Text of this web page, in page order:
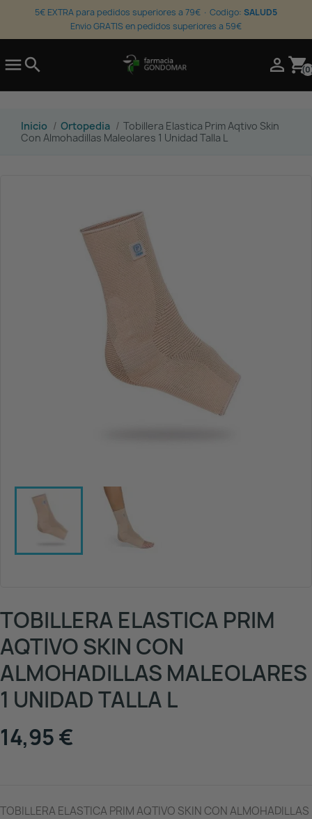
5€ EXTRA para pedidos superiores a 79€ · Codigo: SALUD5
Envio GRATIS en pedidos superiores a 59€
search  shopping_cart
Inicio Ortopedia
Tobillera Elastica Prim Aqtivo Skin
Con Almohadillas Maleolares 1 Unidad Talla L
TOBILLERA ELASTICA PRIM
AQTIVO SKIN CON
ALMOHADILLAS MALEOLARES
1 UNIDAD TALLA L
14,95 €
TOBILLERA ELASTICA PRIM AQTIVO SKIN CON ALMOHADILLAS